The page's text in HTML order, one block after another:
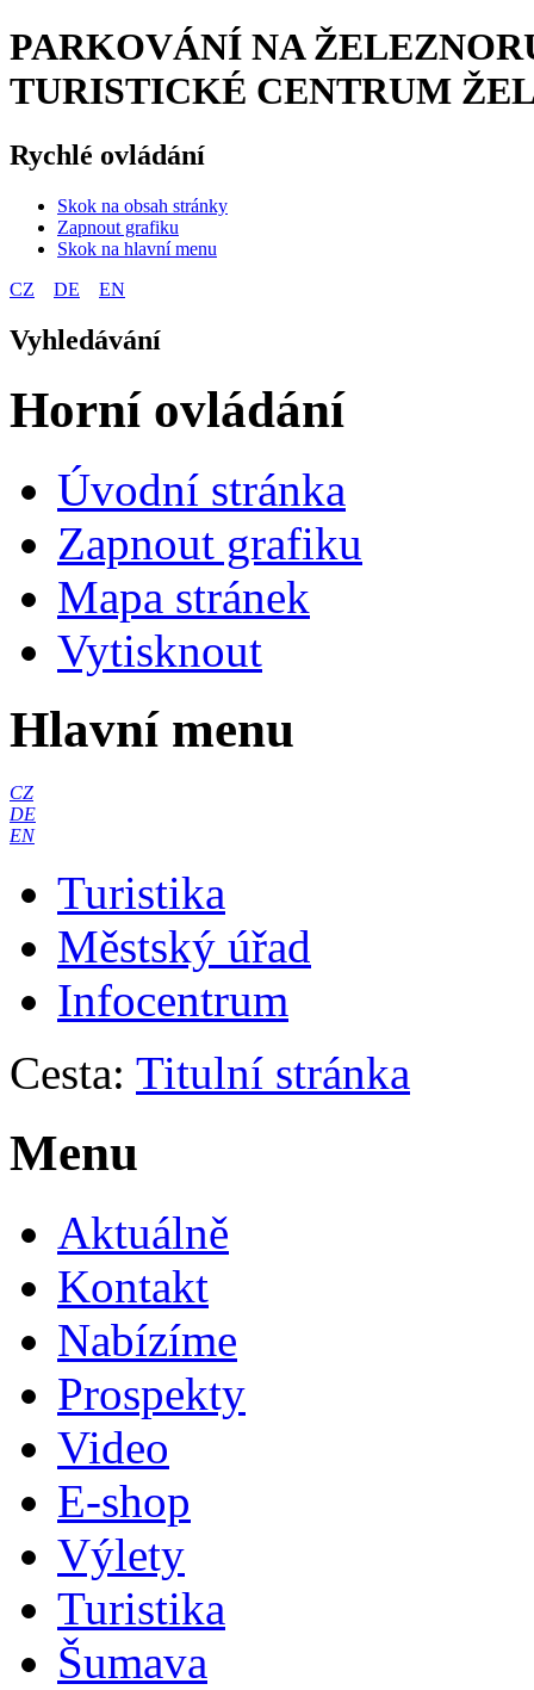
PARKOVÁNÍ NA
TURISTICKÉ CENTRUM
Rychlé ovládání
Skok na obsah stránky
Zapnout grafiku
Skok na hlavní menu
CZ
DE EN
Vyhledávání
Horní ovládání
Úvodní stránka
Zapnout grafiku
Mapa stránek
Vytisknout
Hlavní menu
CZ
DE
EN
Turistika
Městský úřad
Infocentrum
Cesta: Titulní stránka
Menu
Aktuálně
Kontakt
Nabízíme
Prospekty
Video
E-shop
Výlety
Turistika
Šumava